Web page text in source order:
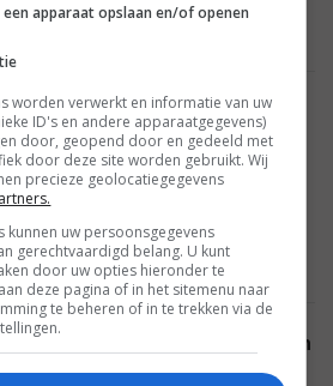
niet meer zien"
en mooie film met
DiCaprio uit 2013 werd al 4
gemaakt
poppen nog altijd in de
onthullen link met Noorse
werd gevraagd een 'Star
maar hij maakt er nu een eigen
apparaat opslaan en/of openen
worden verwerkt en informatie van uw
ID's en andere apparaatgegevens)
door, geopend door en gedeeld met
door deze site worden gebruikt. Wij
precieze geolocatiegegevens
kunnen uw persoonsgegevens
gerechtvaardigd belang. U kunt
door uw opties hieronder te
deze pagina of in het sitemenu naar
te beheren of in te trekken via de